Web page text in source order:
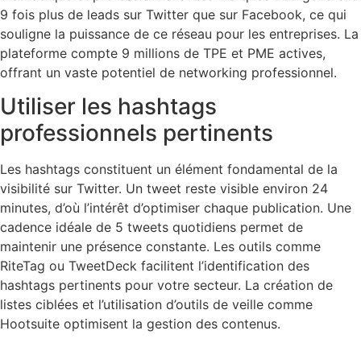
9 fois plus de leads sur Twitter que sur Facebook, ce qui
souligne la puissance de ce réseau pour les entreprises. La
plateforme compte 9 millions de TPE et PME actives,
offrant un vaste potentiel de networking professionnel.
Utiliser les hashtags
professionnels pertinents
Les hashtags constituent un élément fondamental de la
visibilité sur Twitter. Un tweet reste visible environ 24
minutes, d’où l’intérêt d’optimiser chaque publication. Une
cadence idéale de 5 tweets quotidiens permet de
maintenir une présence constante. Les outils comme
RiteTag ou TweetDeck facilitent l’identification des
hashtags pertinents pour votre secteur. La création de
listes ciblées et l’utilisation d’outils de veille comme
Hootsuite optimisent la gestion des contenus.